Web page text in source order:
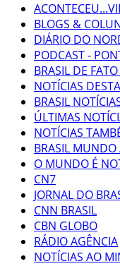
BLOGS &
DIÁRIO DO
PODCAST -
BRASIL DE
NOTÍCIAS
BRASIL
ÚLTIMAS
NOTÍCIAS
BRASIL MUNDO
O MUNDO É
CN7
JORNAL DO
CNN BRASIL
CBN GLOBO
RÁDIO AGÊNCIA
NOTÍCIAS AO